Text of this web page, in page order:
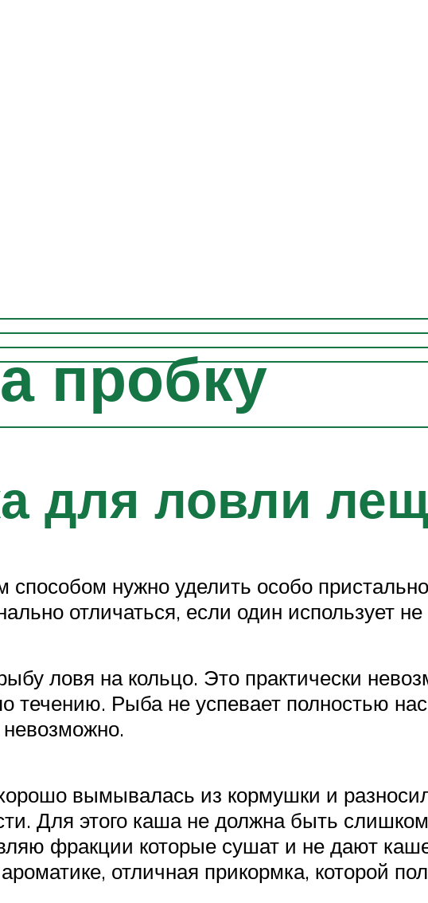
пробку
для ловли
способом нужно уделить особо
отличаться, если один использует
ловя на кольцо. Это практически
течению. Рыба не успевает полностью
невозможно.
вымывалась из кормушки и
Для этого каша не должна быть
фракции которые сушат и не дают
отличная прикормка, которой